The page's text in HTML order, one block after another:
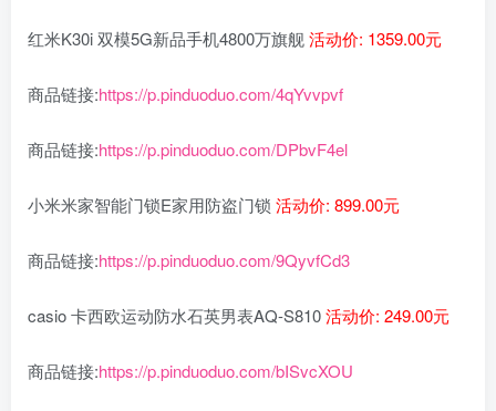
红米K30i 双模5G新品手机4800万旗舰活动价: 1359.00元
商品链接:https://p.pinduoduo.com/4qYvvpvf
商品链接:https://p.pinduoduo.com/DPbvF4el
小米米家智能门锁E家用防盗门锁 活动价: 899.00元
商品链接:https://p.pinduoduo.com/9QyvfCd3
casio 卡西欧运动防水石英男表AQ-S810活动价: 249.00元
商品链接:https://p.pinduoduo.com/bISvcXOU